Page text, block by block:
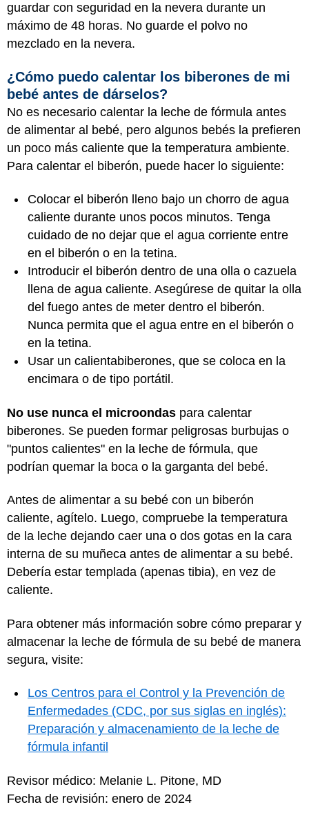
guardar con seguridad en la nevera durante un
máximo de 48 horas. No guarde el polvo no
mezclado en la nevera.
¿Cómo puedo calentar los biberones de mi
bebé antes de dárselos?
No es necesario calentar la leche de fórmula antes
de alimentar al bebé, pero algunos bebés la prefieren
un poco más caliente que la temperatura ambiente.
Para calentar el biberón, puede hacer lo siguiente:
Colocar el biberón lleno bajo un chorro de agua
caliente durante unos pocos minutos. Tenga
cuidado de no dejar que el agua corriente entre
en el biberón o en la tetina.
Introducir el biberón dentro de una olla o cazuela
llena de agua caliente. Asegúrese de quitar la olla
del fuego antes de meter dentro el biberón.
Nunca permita que el agua entre en el biberón o
en la tetina.
Usar un calientabiberones, que se coloca en la
encimara o de tipo portátil.
No use nunca el microondas para calentar
biberones. Se pueden formar peligrosas burbujas o
"puntos calientes" en la leche de fórmula, que
podrían quemar la boca o la garganta del bebé.
Antes de alimentar a su bebé con un biberón
caliente, agítelo. Luego, compruebe la temperatura
de la leche dejando caer una o dos gotas en la cara
interna de su muñeca antes de alimentar a su bebé.
Debería estar templada (apenas tibia), en vez de
caliente.
Para obtener más información sobre cómo preparar y
almacenar la leche de fórmula de su bebé de manera
segura, visite:
Los Centros para el Control y la Prevención de
Enfermedades (CDC, por sus siglas en inglés):
Preparación y almacenamiento de la leche de
fórmula infantil
Revisor médico: Melanie L. Pitone, MD
Fecha de revisión: enero de 2024